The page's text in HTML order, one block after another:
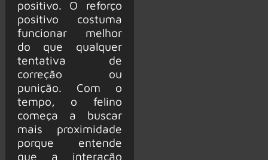
positivo. O reforço
positivo costuma
funcionar melhor
do que qualquer
tentativa de
correção ou
punição. Com o
tempo, o felino
começa a buscar
mais proximidade
porque entende
que a interação